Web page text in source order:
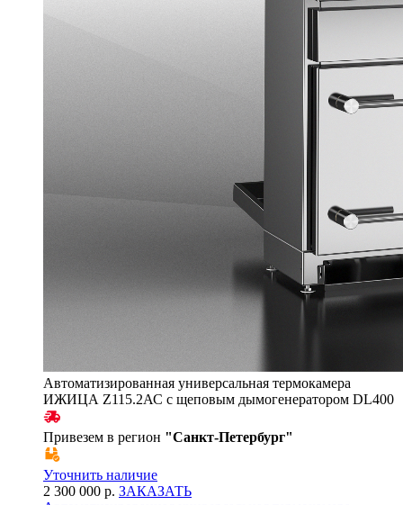
Автоматизированная универсальная термокамера
ИЖИЦА Z115.2АС с щеповым дымогенератором DL400
Привезем в регион "Санкт-Петербург"
Уточнить наличие
2 300 000 р. ЗАКАЗАТЬ